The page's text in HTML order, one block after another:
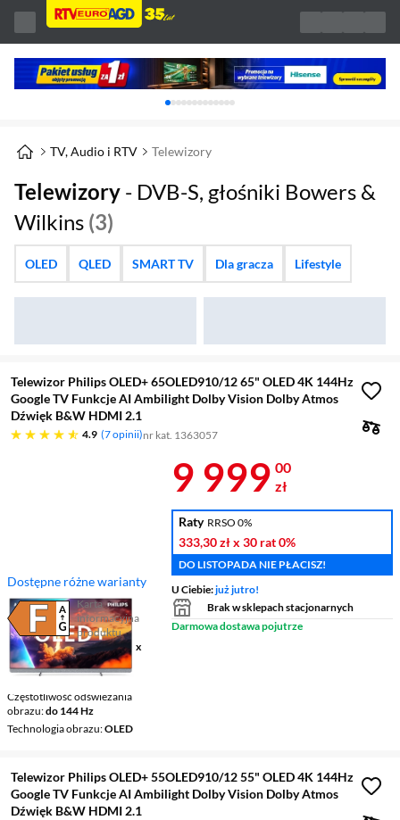
Karuzela z banerami, aktualny element 1 z
TV, Audio i RTV Telewizory
Telewizory - DVB-S, głośniki Bowers &
Wilkins (3)
OLED QLED SMART TV Dla gracza Lifestyle
Telewizor Philips OLED+ 65OLED910/12 65" OLED 4K 144Hz
Google TV Funkcje AI Ambilight Dolby Vision Dolby Atmos
Dźwięk B&W HDMI 2.1
4.9
4.9 gwiazdek 7 opinii nr kat. 1363057
Dostępne różne warianty
Karta
informacyjna
produktu
Plik w formacie pdf
(otworzy się w nowym oknie)
Ekran 65 ", 4K UHD / 3840 x
2160
Smart TV Google TV
Częstotliwość odświeżania
obrazu do 144 Hz
Technologia obrazu OLED
Cena 9 999
9 999 00
zł
Raty RRSO 0%
333,30 złx 30 rat0%
DO LISTOPADA NIE PŁACISZ!
U Ciebie:już jutro!
Brak w sklepach stacjonarnych
Darmowa dostawa pojutrze
Telewizor Philips OLED+ 55OLED910/12 55" OLED 4K 144Hz
Google TV Funkcje AI Ambilight Dolby Vision Dolby Atmos
Dźwięk B&W HDMI 2.1